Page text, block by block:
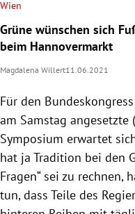
Wien
Grüne wünschen sich
beim Hannovermarkt
Magdalena Willert11.06.2021
Für den
am Samstag
Symposium erwartet
hat ja Tradition bei den
Fragen“ sei zu rechnen,
tun, dass Teile des